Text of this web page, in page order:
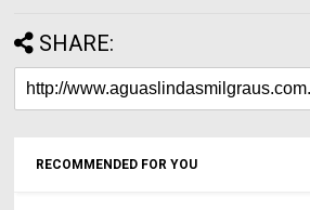
SHARE:
RECOMMENDED FOR YOU